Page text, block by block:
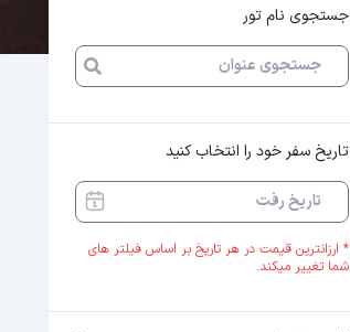
جستجوی نام تور
تاریخ سفر خود را انتخاب کنید
* ارزانترین قیمت در هر تاریخ بر اساس فیلتر های
شما تغییر میکند.